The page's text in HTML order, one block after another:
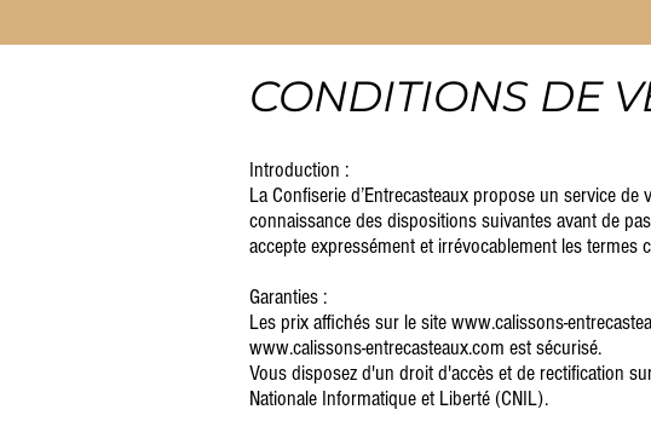
CONDITIONS DE
Introduction :
La Confiserie d’Entrecasteaux propose un service
connaissance des dispositions suivantes avant de
accepte expressément et irrévocablement les termes
Garanties :
Les prix affichés sur le site www.calissons-
www.calissons-entrecasteaux.com est sécurisé.
Vous disposez d'un droit d'accès et de rectification
Nationale Informatique et Liberté (CNIL).